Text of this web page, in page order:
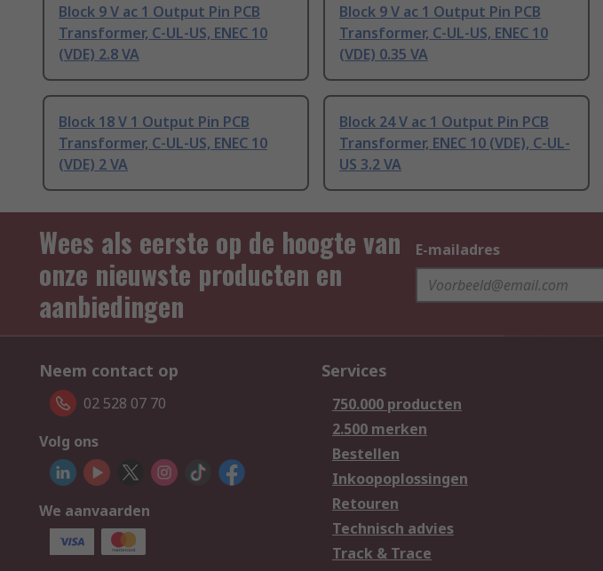
Block 9 V ac 1 Output Pin PCB
Transformer, C-UL-US, ENEC 10
(VDE) 2.8 VA
Block 9 V ac 1 Output Pin PCB
Transformer, C-UL-US, ENEC 10
(VDE) 0.35 VA
Block 18 V 1 Output Pin PCB
Transformer, C-UL-US, ENEC 10
(VDE) 2 VA
Block 24 V ac 1 Output Pin PCB
Transformer, ENEC 10 (VDE), C-UL-
US 3.2 VA
Wees als eerste op de hoogte van
onze nieuwste producten en
aanbiedingen
E-mailadres
Neem contact op
02 528 07 70
Volg ons
We aanvaarden
Services
750.000 producten
2.500 merken
Bestellen
Inkoopoplossingen
Retouren
Technisch advies
Track & Trace